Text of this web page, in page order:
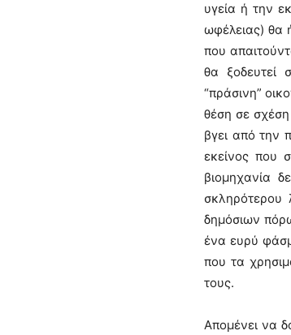
υγεία ή την
ωφέλειας) θα
που
θα ξοδευτεί
“πράσινη”
θέση σε
βγει από την
εκείνος που
βιομηχανία
σκληρότερου
δημόσιων
ένα ευρύ
που τα
τους.
Απομένει να